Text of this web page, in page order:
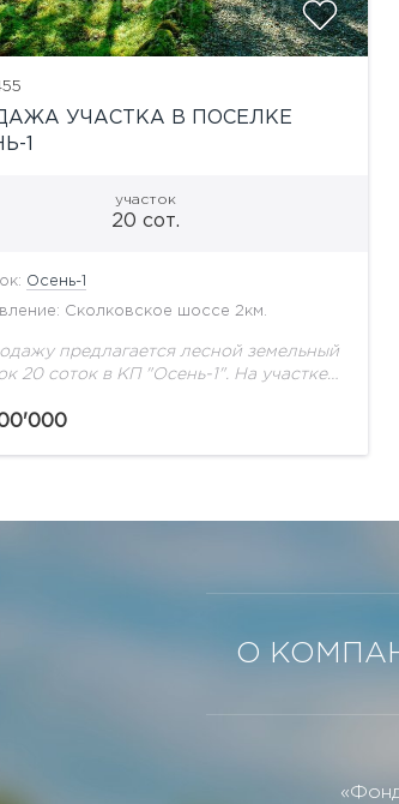
УЧАСТКА В ПОСЕЛКЕ
1
участок
20 сот.
Осень-1
Сколковское шоссе 2км.
предлагается лесной земельный
20 соток в КП "Осень-1". На участке
О